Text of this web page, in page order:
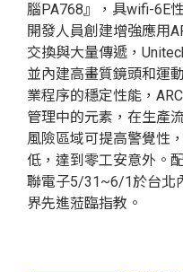
腦PA768』，具wifi-6E
開發人員創建增強應用
交換與大量傳遞，
並內建高畫質鏡頭和運
業程序的穩定性能，
管理中的元素，在生產
風險區域可提高警覺性
低，達到零工安意外。
聯電子5/31~6/1於台北
界先進蒞臨指教。